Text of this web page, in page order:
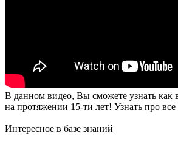
В данном видео, Вы сможете узнать как
на протяжении 15-ти лет! Узнать про
Интересное в базе знаний